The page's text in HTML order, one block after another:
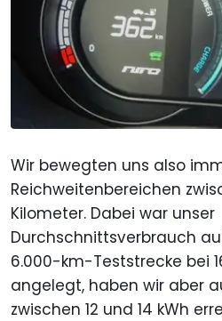
Wir bewegten uns also
Reichweitenbereichen
Kilometer. Dabei war unser
Durchschnittsverbrauch
6.000-km-Teststrecke bei
angelegt, haben wir aber
zwischen 12 und 14 kWh